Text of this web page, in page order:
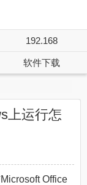
192.168
软件下载
上运行怎
Office